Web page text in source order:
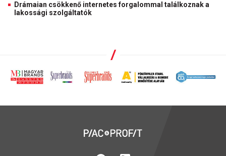
Drámaian csökkenő internetes forgalommal találkoznak a
lakossági szolgáltatók